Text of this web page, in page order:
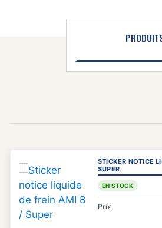
STICKER NOTICE
SUPER
EN STOCK
Prix